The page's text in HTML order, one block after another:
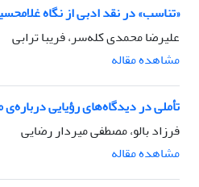
«تناسب» در نقد ادبی از نگاه
علیرضا محمدی کله‌سر، فریبا ترابی
مشاهده مقاله
تأملی در دیدگاه‌های رؤیایی
فرزاد بالو، مصطفی میردار رضایی
مشاهده مقاله